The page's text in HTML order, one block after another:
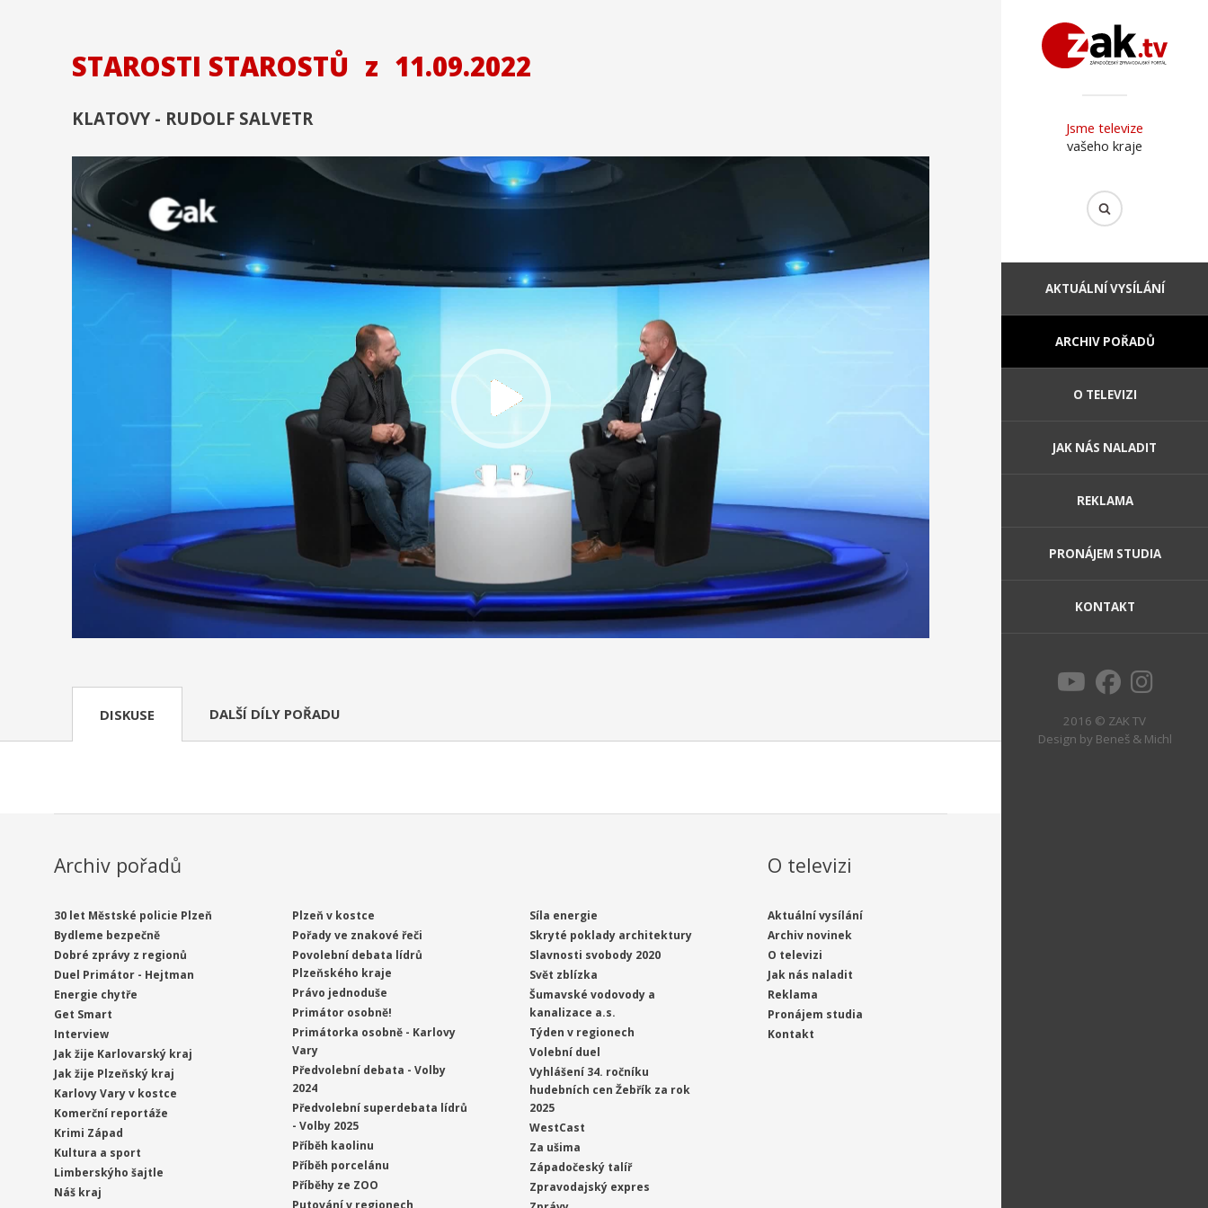
Jsme televize
vašeho kraje
AKTUÁLNÍ VYSÍLÁNÍ
ARCHIV POŘADŮ
O TELEVIZI
JAK NÁS NALADIT
REKLAMA
PRONÁJEM STUDIA
KONTAKT
2016 © ZAK TV
Design by Beneš & Michl
STAROSTI STAROSTŮ z 11.09.2022
KLATOVY - RUDOLF SALVETR
DISKUSE DALŠÍ DÍLY POŘADU
Archiv pořadů
30 let Městské policie Plzeň
Bydleme bezpečně
Dobré zprávy z regionů
Duel Primátor - Hejtman
Energie chytře
Get Smart
Interview
Jak žije Karlovarský kraj
Jak žije Plzeňský kraj
Karlovy Vary v kostce
Komerční reportáže
Krimi Západ
Kultura a sport
Limberskýho šajtle
Náš kraj
Plzeň v kostce
Pořady ve znakové řeči
Povolební debata lídrů
Plzeňského kraje
Právo jednoduše
Primátor osobně!
Primátorka osobně - Karlovy
Vary
Předvolební debata - Volby
2024
Předvolební superdebata lídrů
- Volby 2025
Příběh kaolinu
Příběh porcelánu
Příběhy ze ZOO
Síla energie
Skryté poklady architektury
Slavnosti svobody 2020
Svět zblízka
Šumavské vodovody a
kanalizace a.s.
Týden v regionech
Volební duel
Vyhlášení 34. ročníku
hudebních cen Žebřík za rok
2025
WestCast
Za ušima
Západočeský talíř
Zpravodajský expres
O televizi
Aktuální vysílání
Archiv novinek
O televizi
Jak nás naladit
Reklama
Pronájem studia
Kontakt